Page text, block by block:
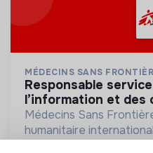
MÉDECINS SANS
responsable service gestion de
l’information et des
Médecins Sans
humanitaire